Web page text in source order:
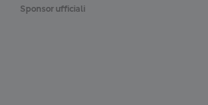
Sponsor ufficiali